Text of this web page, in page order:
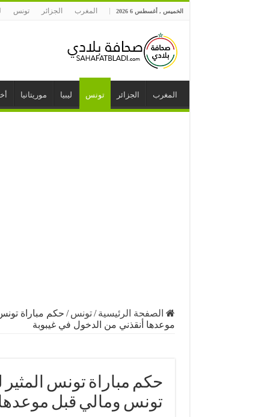
الخميس , أغسطس 6 2026 المغرب الجزائر تونس
المغرب الجزائر تونس ليبيا موريتانيا
الصفحة الرئيسية / تونس / حكم مباراة
موعدها أنقذني من الدخول في غيبوبة
حكم مباراة تونس المثير
تونس ومالي قبل